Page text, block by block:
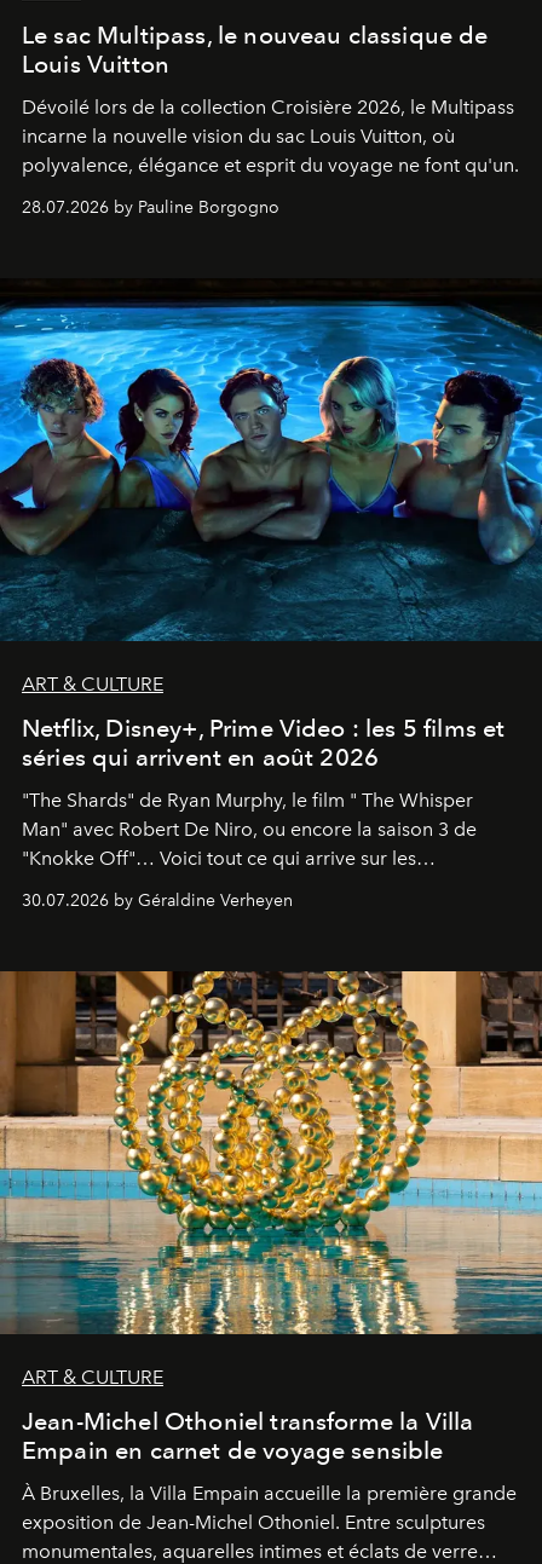
Le sac Multipass, le nouveau classique de
Louis Vuitton
Dévoilé lors de la collection Croisière 2026, le Multipass
incarne la nouvelle vision du sac Louis Vuitton, où
polyvalence, élégance et esprit du voyage ne font qu'un.
28.07.2026 by Pauline Borgogno
ART & CULTURE
Netflix, Disney+, Prime Video : les 5 films et
séries qui arrivent en août 2026
"The Shards" de Ryan Murphy, le film " The Whisper
Man" avec Robert De Niro, ou encore la saison 3 de
"Knokke Off"… Voici tout ce qui arrive sur les
30.07.2026 by Géraldine Verheyen
ART & CULTURE
Jean-Michel Othoniel transforme la Villa
Empain en carnet de voyage sensible
À Bruxelles, la Villa Empain accueille la première grande
exposition de Jean-Michel Othoniel. Entre sculptures
monumentales, aquarelles intimes et éclats de verre